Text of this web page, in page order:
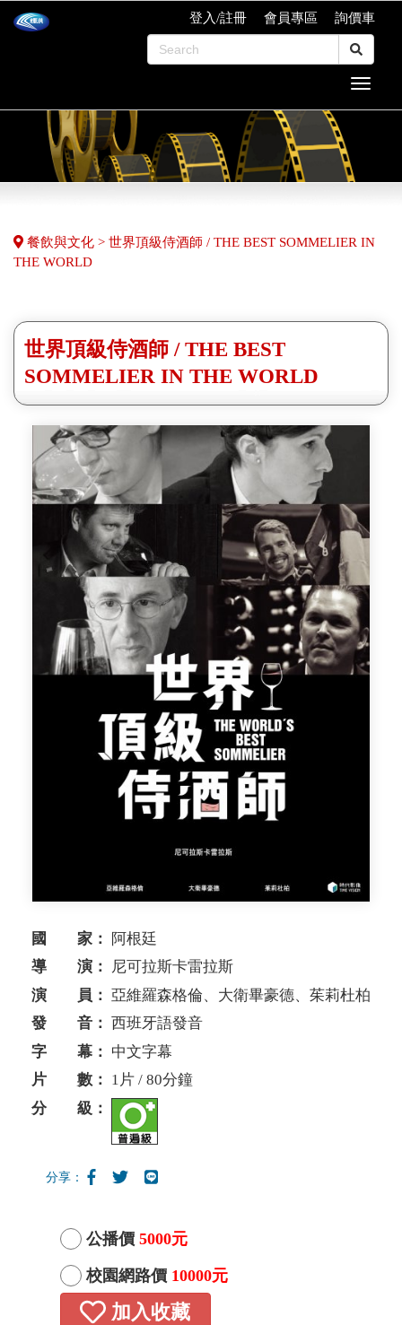
登入/註冊 會員專區 詢價車
餐飲與文化 > 世界頂級侍酒師 / THE BEST SOMMELIER IN
THE WORLD
世界頂級侍酒師 / THE BEST
SOMMELIER IN THE WORLD
國 家：
阿根廷
導 演：
尼可拉斯卡雷拉斯
演 員： 亞維羅森格倫、大衛畢豪德、茱莉杜柏
發 音： 西班牙語發音
字 幕： 中文字幕
片 數： 1片 / 80分鐘
分 級：
分享：
公播價 5000元
校園網路價 10000元
加入收藏